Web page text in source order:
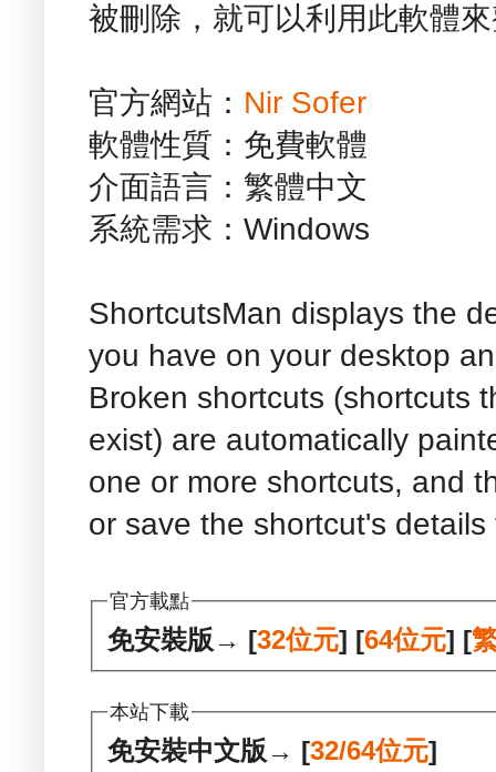
被刪除，就可以利用此軟體
官方網站： Nir Sofer
軟體性質：免費軟體
介面語言：繁體中文
系統需求：Windows
ShortcutsMan displays the
you have on your desktop
Broken shortcuts (shortcuts
exist) are automatically
one or more shortcuts, and
or save the shortcut's
官方載點
免安裝版→ [32位元] [64位元] [
本站下載
免安裝中文版→ [32/64位元]